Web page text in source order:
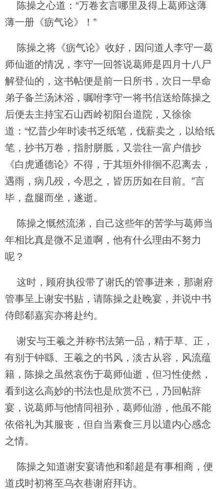
陈操之心道：“万卷玄言哪里及得上葛师这薄
薄一册《疬气论》！”
陈操之将《疬气论》收好，因问道人李守一葛
师仙逝的情况，李守一回答说葛师是四月十八尸
解登仙的，这书帖便是前一日所书，次日一早命
弟子备兰汤沐浴，嘱咐李守一将书信送给陈操之
后便去主持宝石山西岭初阳台道院，又徐徐
道：“忆昔少年时读书乏纸笔，伐薪卖之，以给纸
笔，抄书万卷，指肘胼胝，又尝往一富户借抄
《白虎通德论》不得，于其垣外徘徊不忍离去，
遇雨，病几殁，今思之，皆历历如在目前。”言
毕，盘腿而坐，遂逝。
陈操之慨然流涕，自己这些年的苦学与葛师当
年相比真是微不足道啊，他有什么理由不努力
呢？
这时，顾府执役带了谢氏的管事进来，那谢府
管事呈上谢安书贴，请陈操之赴晚宴，并说中书
侍郎郗嘉宾亦将赴约。
谢安与王羲之并称书法第一品，精于草、正，
有别于钟繇、王羲之的书风，淡古从容，风流蕴
籍，陈操之虽然哀伤于葛师仙逝，但习性使然，
看到这么高妙的书法也是欣赏不已，乃回帖辞
宴，说葛师与他情同祖孙，葛师仙游，他虽不能
依俗礼为其服丧，但自当素食三月以遣内心感念
之情。
陈操之知道谢安宴请他和郗超是有事相商，便
道戌时初将至乌衣巷谢府拜访。